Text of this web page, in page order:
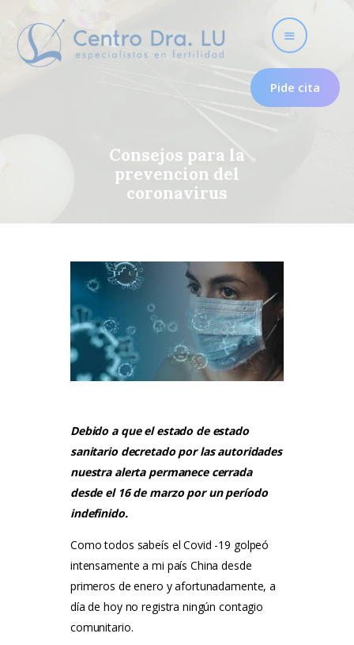
Pide cita
Consejos para la
prevencion del
coronavirus
Nosotros
fertilidad
Tratamientos
Testimonios
Tarifas
Blog
Contacto
Debido a que el estado de estado
sanitario decretado por las autoridades
nuestra alerta permanece cerrada
desde el 16 de marzo por un período
indefinido.
Como todos sabeís el Covid -19 golpeó
intensamente a mi país China desde
primeros de enero y afortunadamente, a
día de hoy no registra ningún contagio
comunitario.